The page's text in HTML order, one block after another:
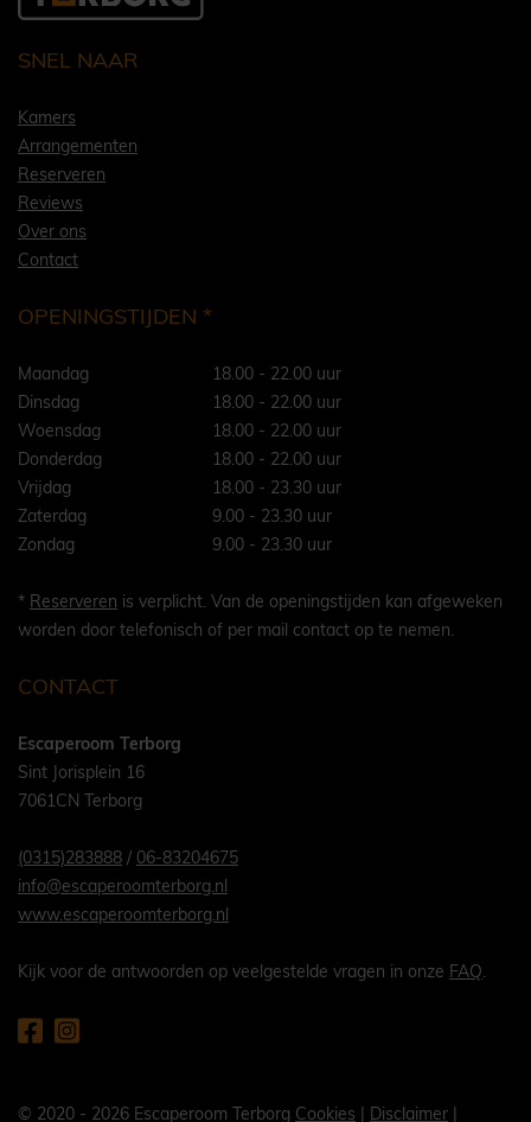
SNEL NAAR
Kamers
Arrangementen
Reserveren
Reviews
Over ons
Contact
OPENINGSTIJDEN *
Maandag
18.00 - 22.00 uur
Dinsdag
18.00 - 22.00 uur
Woensdag
18.00 - 22.00 uur
Donderdag
18.00 - 22.00 uur
Vrijdag
18.00 - 23.30 uur
Zaterdag
9.00 - 23.30 uur
Zondag
9.00 - 23.30 uur
* Reserveren is verplicht. Van de openingstijden kan afgeweken
worden door telefonisch of per mail contact op te nemen.
CONTACT
Escaperoom Terborg
Sint Jorisplein 16
7061CN Terborg
(0315)283888 / 06-83204675
info@escaperoomterborg.nl
www.escaperoomterborg.nl
Kijk voor de antwoorden op veelgestelde vragen in onze FAQ.
© 2020 - 2026 Escaperoom Terborg Cookies Disclaimer